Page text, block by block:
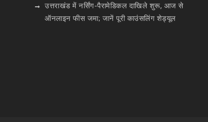
उत्तराखंड में नर्सिंग-पैरामेडिकल दाखिले शुरू, आज से
ऑनलाइन फीस जमा; जानें पूरी काउंसलिंग शेड्यूल